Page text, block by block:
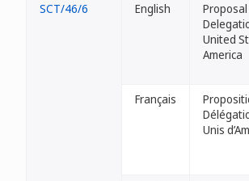
SCT/46/6 English
United
America
Français
Unis